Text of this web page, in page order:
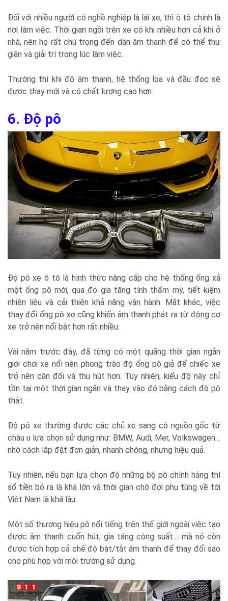
Đối với nhiều người có nghề nghiệp là lái xe, thì ô tô chính là
nơi làm việc. Thời gian ngồi trên xe có khi nhiều hơn cả khi ở
nhà, nên họ rất chú trọng đến dàn âm thanh để có thể thư
giãn và giải trí trong lúc làm việc.
Thường thì khi độ âm thanh, hệ thống loa và đầu đọc sẽ
được thay mới và có chất lượng cao hơn.
6. Độ pô
Độ pô xe ô tô là hình thức nâng cấp cho hệ thống ống xả
một ống pô mới, qua đó gia tăng tính thẩm mỹ, tiết kiệm
nhiên liệu và cải thiện khả năng vận hành. Mặt khác, việc
thay đổi ống pô xe cũng khiến âm thanh phát ra từ động cơ
xe trở nên nổi bật hơn rất nhiều.
Vài năm trước đây, đã từng có một quãng thời gian ngắn
giới chơi xe nổi nên phong trào độ ống pô giả để chiếc xe
trở nên cân đối và thu hút hơn. Tuy nhiên, kiểu độ này chỉ
tồn tại một thời gian ngắn và thay vào đó bằng cách độ pô
thật.
Độ pô xe thường được các chủ xe sang có nguồn gốc từ
châu u lựa chọn sử dụng như: BMW, Audi, Mer, Volkswagen…
nhờ cách lắp đặt đơn giản, nhanh chóng, nhưng hiệu quả.
Tuy nhiên, nếu bạn lựa chọn độ những bộ pô chính hãng thì
số tiền bỏ ra là khá lớn và thời gian chờ đợi phụ tùng về tới
Việt Nam là khá lâu.
Một số thương hiệu pô nổi tiếng trên thế giới ngoài việc tạo
được âm thanh cuốn hút, gia tăng công suất… mà nó còn
được tích hợp cả chế độ bật/tắt âm thanh để thay đổi sao
cho phù hợp với môi trường sử dụng.